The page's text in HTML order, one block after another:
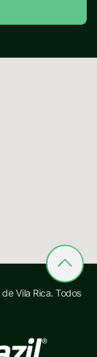
Vila Rica. Todos